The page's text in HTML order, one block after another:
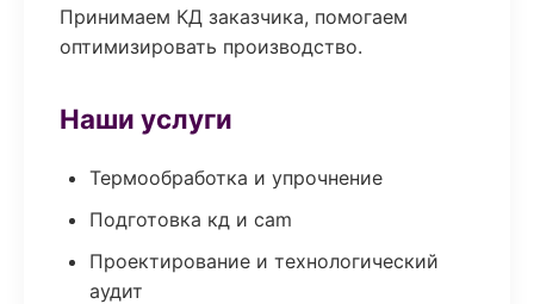
Принимаем КД заказчика, помогаем
оптимизировать производство.
Наши услуги
Термообработка и упрочнение
Подготовка кд и cam
Проектирование и технологический
аудит